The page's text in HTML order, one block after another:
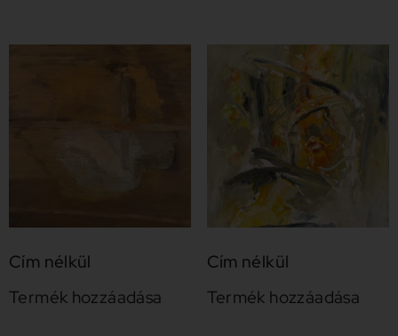
Cím nélkül
Termék hozzáadása
Cím nélkül
Termék hozzáadása